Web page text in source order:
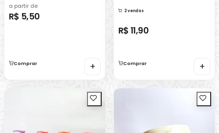
a partir de
R$ 5,50
Comprar +
2 vendas
R$ 11,90
Comprar +